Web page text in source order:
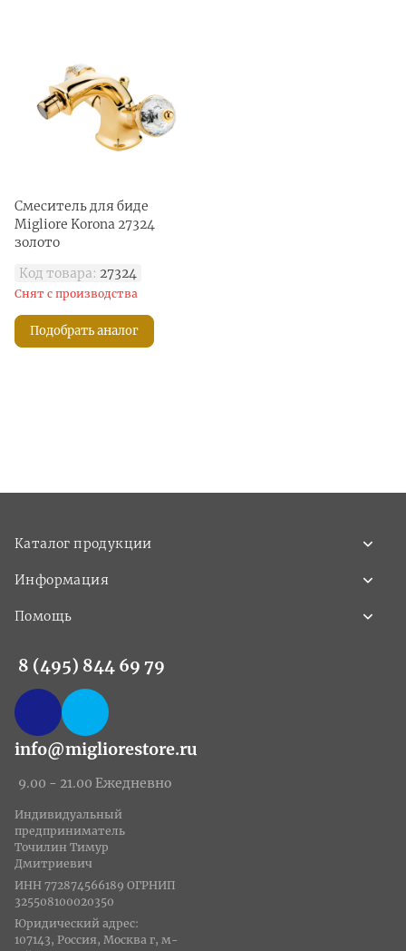
Смеситель для биде
Migliore Korona 27324
золото
Код товара: 27324
Снят с производства
Подобрать аналог
Каталог продукции
Информация
Помощь
8 (495) 844 69 79
info@migliorestore.ru
9.00 - 21.00 Ежедневно
Индивидуальный
предприниматель
Точилин Тимур
Дмитриевич
ИНН 772874566189 ОГРНИП
325508100020350
Юридический адрес:
107143, Россия, Москва г, м-